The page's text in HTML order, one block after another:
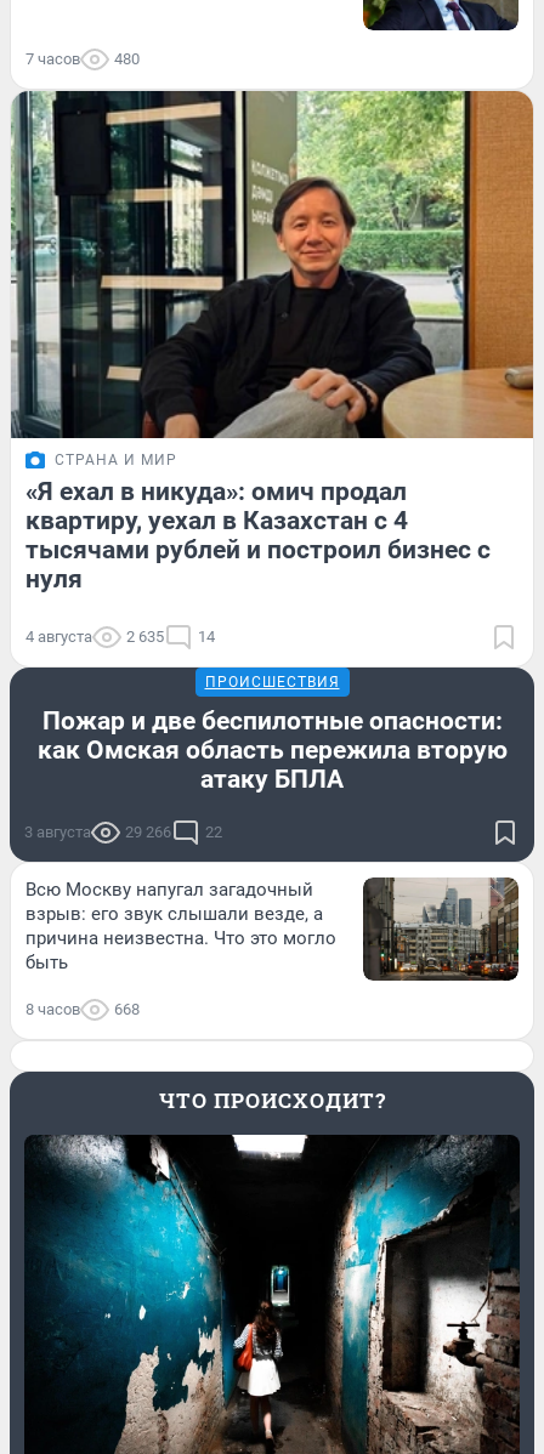
7 часов 480
СТРАНА И МИР
«Я ехал в никуда»: омич продал
квартиру, уехал в Казахстан с 4
тысячами рублей и построил бизнес с
нуля
4 августа 2 635 14
ПРОИСШЕСТВИЯ
Пожар и две беспилотные опасности:
как Омская область пережила вторую
атаку БПЛА
3 августа 29 266 22
Всю Москву напугал загадочный
взрыв: его звук слышали везде, а
причина неизвестна. Что это могло
быть
8 часов 668
ЧТО ПРОИСХОДИТ?